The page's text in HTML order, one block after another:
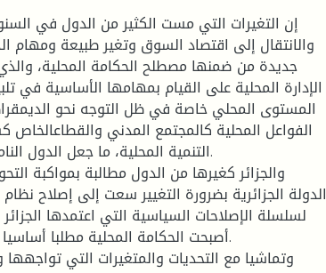
إن التغيرات التي مست الكثير من الدول في
والانتقال إلى اقتصاد السوق وتغير طبيعة ومهام
جديدة من ضمنها مصطلح الحكامة المحلية،
الإدارة المحلية على القيام بمهامها الأساسية في
المستوى المحلي خاصة في ظل التوجه نحو
الفواعل المحلية كالمجتمع المدني
التنمية المحلية، ما جعل الدول
والجزائر كغيرها من الدول مطالبة بمواكبة
الدولة الجزائرية بضرورة التغيير سعت إلى إصلاح
لسلسلة الإصلاحات السياسية التي اعتمدها
أصبحت الحكامة المحلية مطلبا
وتماشيا مع التحديات والمتغيرات التي